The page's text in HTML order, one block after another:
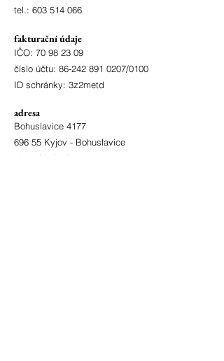
tel.: 603 514 066
fakturační údaje
IČO: 70 98 23 09
číslo účtu: 86-242 891 0207/0100
ID schránky: 3z2metd
adresa
Bohuslavice 4177
696 55 Kyjov - Bohuslavice
okres Hodonín